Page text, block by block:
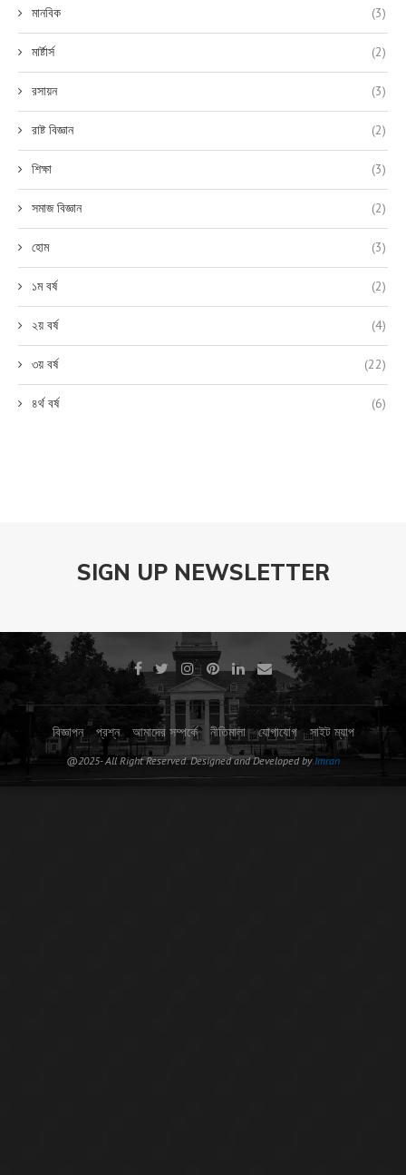
মানবিক (3)
মার্ষ্টার্স (2)
রসায়ন (3)
রাষ্ট বিজ্ঞান (2)
শিক্ষা (3)
সমাজ বিজ্ঞান (2)
হোম (3)
১ম বর্ষ (2)
২য় বর্ষ (4)
৩য় বর্ষ (22)
৪র্থ বর্ষ (6)
SIGN UP NEWSLETTER
বিজ্ঞাপন প্রশ্ন আমাদের সম্পর্কে নীতিমালা যোগাযোগ সাইট ম্যাপ
@2025- All Right Reserved. Designed and Developed by Imran